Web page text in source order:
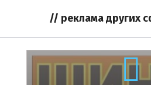
// реклама других